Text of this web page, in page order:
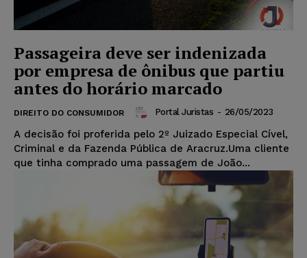
Passageira deve ser indenizada
por empresa de ônibus que partiu
antes do horário marcado
DIREITO DO CONSUMIDOR Portal Juristas - 26/05/2023
A decisão foi proferida pelo 2º Juizado Especial Cível,
Criminal e da Fazenda Pública de Aracruz.Uma cliente
que tinha comprado uma passagem de João...